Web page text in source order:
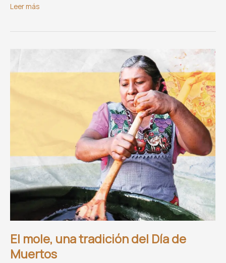
Mermelada
Leer más
El mole, una tradición del Día de
Muertos